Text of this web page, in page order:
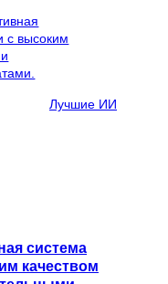
Лучшие ИИ
система
качеством